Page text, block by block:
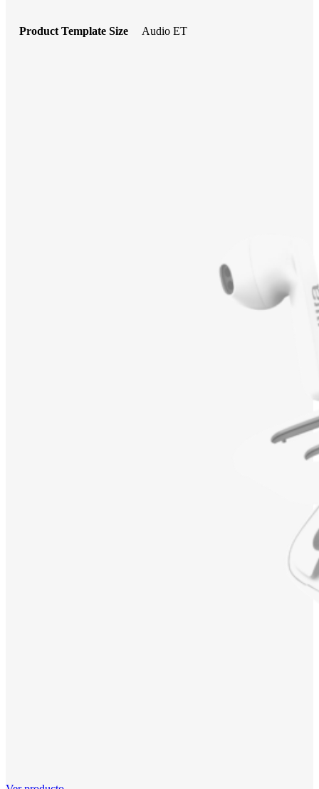
Product Template Size Audio ET